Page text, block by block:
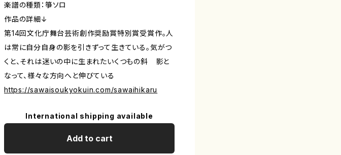
楽譜の種類：箏ソロ
作品の詳細↓
第14回文化庁舞台芸術創作奨励賞特別賞受賞作。人
は常に自分自身の影を引きずって生きている。気がつ
くと、それは迷いの中に生まれたいくつもの斜 影と
なって、様々な方向へと伸びている
https://sawaisoukyokuin.com/sawaihikaru
International shipping available
Add to cart